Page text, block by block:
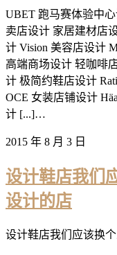
UBET 跑马赛体验中
卖店设计 家居建材店
计 Vision 美容店设计
高端商场设计 轻咖啡
计 极简约鞋店设计
OCE 女装店铺设计
计 [...]…
2015 年 8 月 3 日
设计鞋店我们
设计的店
设计鞋店我们应该换